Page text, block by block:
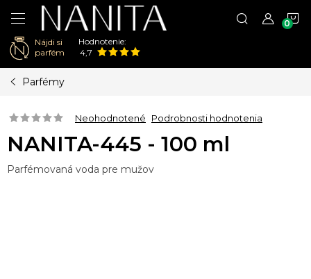
Nájdi si
parfém
Hodnotenie:
4,7
Parfémy
Neohodnotené Podrobnosti hodnotenia
NANITA-445 - 100 ml
Parfémovaná voda pre mužov